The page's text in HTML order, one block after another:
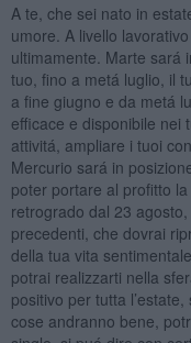
A te, che sei nato in
umore. A livello
ultimamente. Marte sará
tuo, fino a metá luglio, il
a fine giugno e da metá
efficace e disponibile nei
attivitá, ampliare i tuoi
Mercurio sará in
poter portare al profitto
retrogrado dal 23
precedenti, che dovrai
della tua vita
potrai realizzarti nella
positivo per tutta
cose andranno bene,